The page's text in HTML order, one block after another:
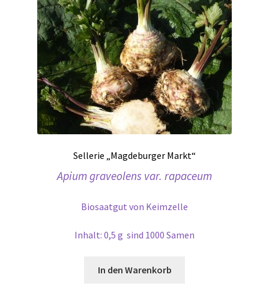
Sellerie „Magdeburger Markt“
Apium graveolens var. rapaceum
Biosaatgut von Keimzelle
Inhalt: 0,5 g sind 1000 Samen
In den Warenkorb